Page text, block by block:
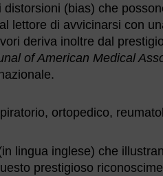
(bias) che
lettore di avvicinarsi con
deriva inoltre dal
of American Medical
ortopedico,
lingua inglese) che
prestigioso